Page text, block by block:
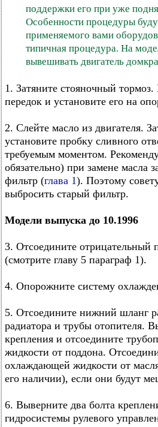
поддержки его при уже
Особенности процедуры
применяемого вами
типичная процедура. На
вывешивать двигатель
1. Затяните стояночный
передок и установите его на
2. Слейте масло из двигателя.
установите пробку сливного
требуемым моментом.
обязательно) при замене масла
фильтр (глава 1). Поэтому
выбросить старый фильтр.
Модели выпуска до 10.1996
3. Отсоедините отрицательный
(смотрите главу 5 параграф 1).
4. Опорожните систему
5. Отсоедините нижний шланг
радиатора и трубы отопителя.
крепления и отсоедините
жидкости от поддона.
охлаждающей жидкости от
его наличии), если они будут
6. Выверните два болта
гидросистемы рулевого